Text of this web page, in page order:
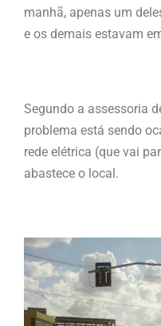
manhã, apenas um
e os demais estavam
Segundo a assessoria
problema está sendo
rede elétrica (que vai
abastece o local.